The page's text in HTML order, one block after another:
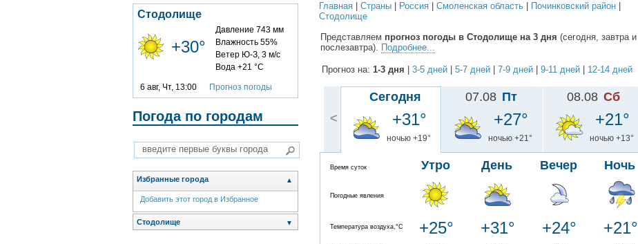
Стодолище
+30°
Давление 743 мм
Влажность 55%
Ветер Ю-З, 3 м/с
Вода +21 °C
6 авг, Чт, 13:00 Прогноз погоды
Погода по городам
Избранные города ▲
Добавить этот город в Избранное
Стодолище ▼
Главная Cтраны Россия Смоленская область Починковский район
Стодолище
Представляем прогноз погоды в Стодолище на 3 дня (сегодня, завтра и
послезавтра). Подробнее...
Прогноз на: 1-3 дня 3-5 дней 5-7 дней 7-9 дней 9-11 дней 12-14 дней
<
Сегодня
+31°
ночью +19°
Время суток Утро День Вечер Ночь
Погодные явления
Температура воздуха,°C +25° +31° +24° +21°
07.08 Пт
+27°
ночью +21°
08.08 Сб
+21°
ночью +13°